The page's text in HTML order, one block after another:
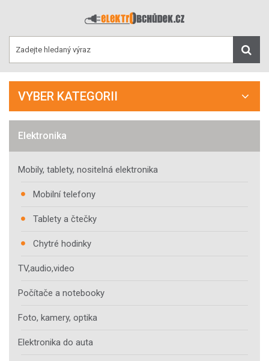
VYBER KATEGORII
Elektronika
Mobily, tablety, nositelná elektronika
Mobilní telefony
Tablety a čtečky
Chytré hodinky
TV,audio,video
Počítače a notebooky
Foto, kamery, optika
Elektronika do auta